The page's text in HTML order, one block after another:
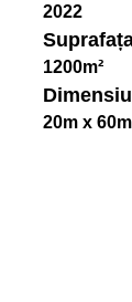
2022
1200m²
20m x 60m